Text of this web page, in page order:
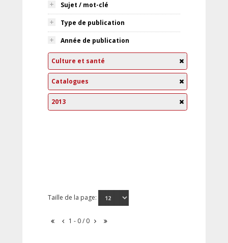
Sujet / mot-clé
Type de publication
Année de publication
Culture et santé
Catalogues
2013
Taille de la page:
1 - 0 / 0